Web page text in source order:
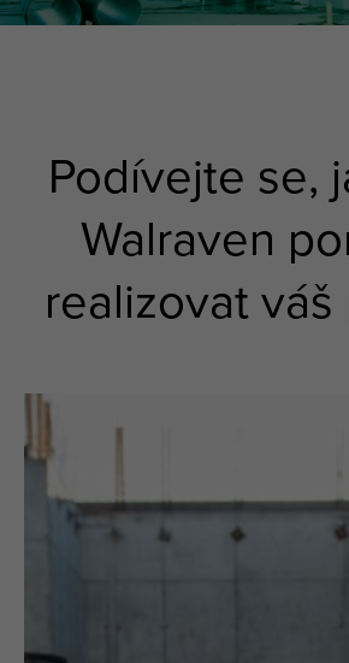
Podívejte se,
Walraven
realizovat